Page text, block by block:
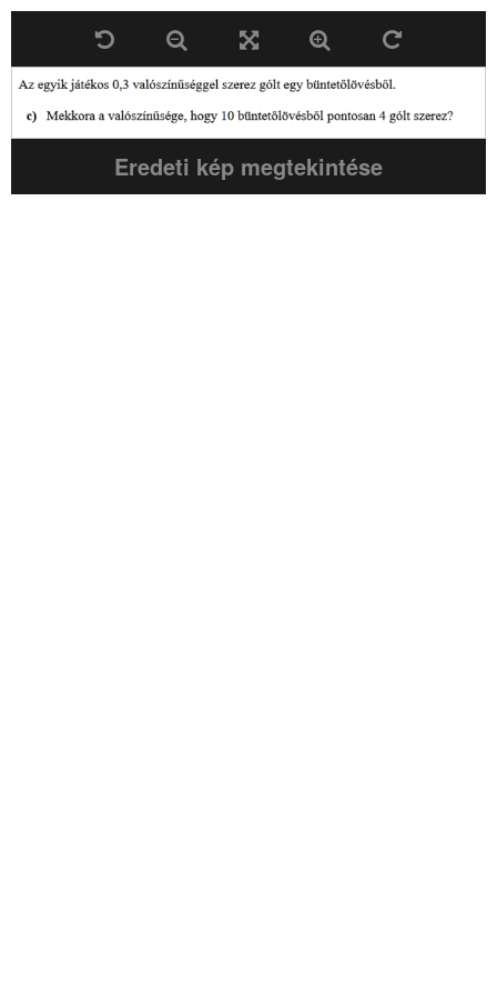
Eredeti kép megtekintése